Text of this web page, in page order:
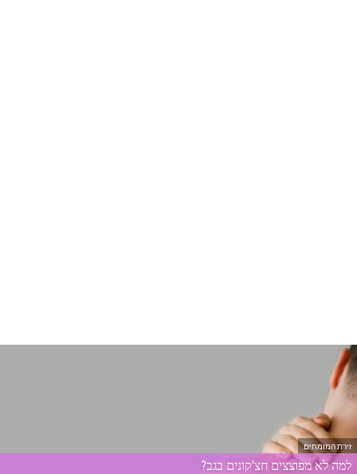
זירת המומחים
למה לא מפוצצים חצ'קונים בגב?